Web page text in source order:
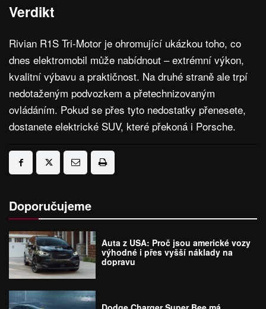
Verdikt
Rivian R1S Tri-Motor je ohromující ukázkou toho, co
dnes elektromobil může nabídnout – extrémní výkon,
kvalitní výbavu a praktičnost. Na druhé straně ale trpí
nedotaženým podvozkem a přetechnizovaným
ovládáním. Pokud se přes tyto nedostatky přenesete,
dostanete elektrické SUV, které překoná i Porsche.
Doporučujeme
Auta z USA: Proč jsou americké vozy
výhodné i přes vyšší náklady na
dopravu